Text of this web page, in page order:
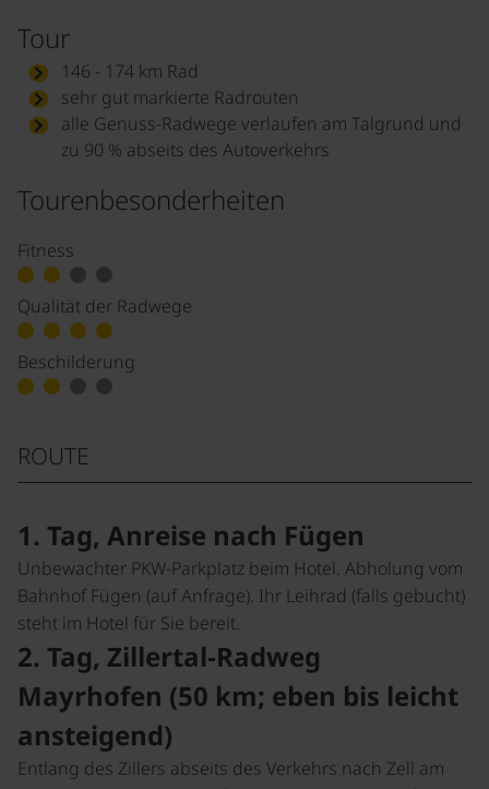
Tour
146 - 174 km Rad
sehr gut markierte Radrouten
alle Genuss-Radwege verlaufen am Talgrund und
zu 90 % abseits des Autoverkehrs
Tourenbesonderheiten
Fitness
Qualität der Radwege
Beschilderung
ROUTE
1. Tag, Anreise nach Fügen
Unbewachter PKW-Parkplatz beim Hotel. Abholung vom
Bahnhof Fügen (auf Anfrage). Ihr Leihrad (falls gebucht)
steht im Hotel für Sie bereit.
2. Tag, Zillertal-Radweg
Mayrhofen (50 km; eben bis leicht
ansteigend)
Entlang des Zillers abseits des Verkehrs nach Zell am